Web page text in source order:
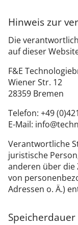
Hinweis zur
Die
auf dieser
F&E
Wiener Str. 12
28359 Bremen
Telefon: +49
E-Mail:
Verantwortliche
juristische
anderen über die
von
Adressen o. Ä.)
Speicherdauer